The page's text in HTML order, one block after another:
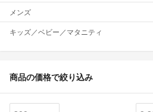
メンズ
キッズ／ベビー／マタニティ
商品の価格で絞り込み